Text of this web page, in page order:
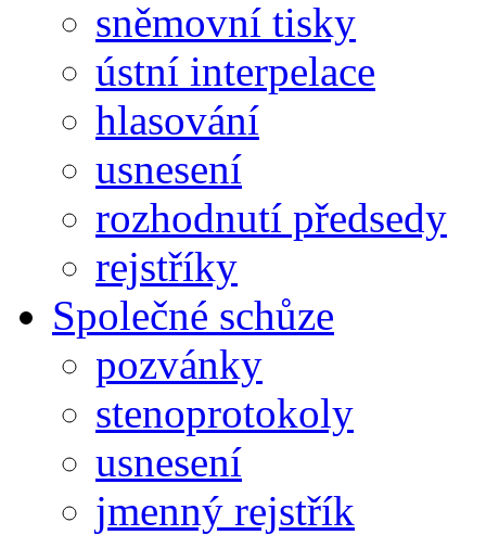
sněmovní tisky
ústní interpelace
hlasování
usnesení
rozhodnutí předsedy
rejstříky
Společné schůze
pozvánky
stenoprotokoly
usnesení
jmenný rejstřík